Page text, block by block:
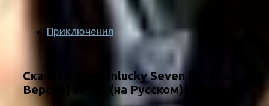
Приключения
Скачать игру Unlucky Seven [Новая
Версия] на ПК (на Русском)